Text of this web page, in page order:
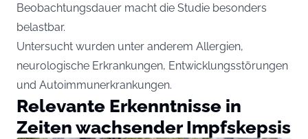
Beobachtungsdauer macht die Studie besonders
belastbar.
Untersucht wurden unter anderem Allergien,
neurologische Erkrankungen, Entwicklungsstörungen
und Autoimmunerkrankungen.
Relevante Erkenntnisse in
Zeiten wachsender Impfskepsis